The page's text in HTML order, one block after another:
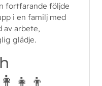
fortfarande följde
i en familj med
av arbete,
glädje.